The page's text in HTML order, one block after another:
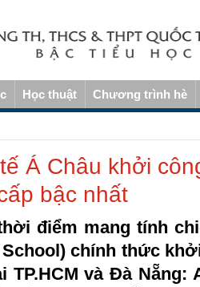
Học thuật Chương trình hè
Á Châu khởi
bậc nhất
điểm mang tính
chính thức
TP.HCM và Đà Nẵng: